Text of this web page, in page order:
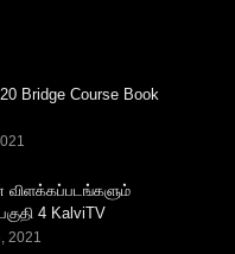
Bridge Course Book
விளக்கப்படங்களும்
4 KalviTV
2021